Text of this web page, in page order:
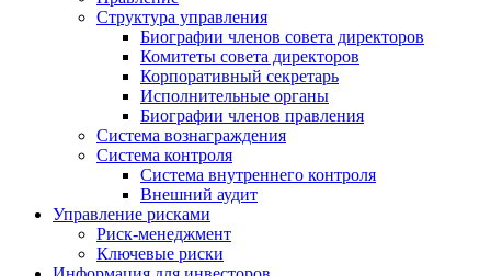
Структура управления
Биографии членов совета директоров
Комитеты совета директоров
Корпоративный секретарь
Исполнительные органы
Биографии членов правления
Система вознаграждения
Система контроля
Система внутреннего контроля
Внешний аудит
Управление рисками
Риск-менеджмент
Ключевые риски